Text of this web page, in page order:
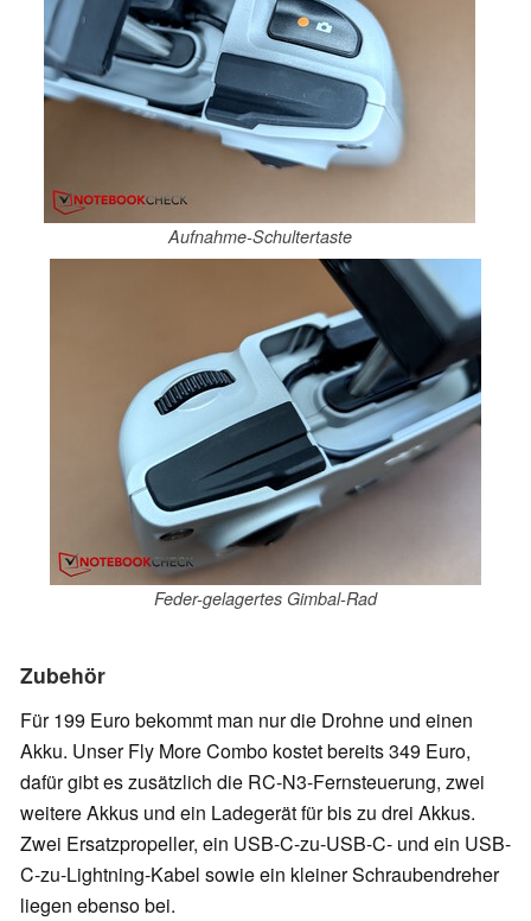
Aufnahme-Schultertaste
Feder-gelagertes Gimbal-Rad
Zubehör
Für 199 Euro bekommt man nur die Drohne und einen
Akku. Unser Fly More Combo kostet bereits 349 Euro,
dafür gibt es zusätzlich die RC-N3-Fernsteuerung, zwei
weitere Akkus und ein Ladegerät für bis zu drei Akkus.
Zwei Ersatzpropeller, ein USB-C-zu-USB-C- und ein USB-
C-zu-Lightning-Kabel sowie ein kleiner Schraubendreher
liegen ebenso bei.